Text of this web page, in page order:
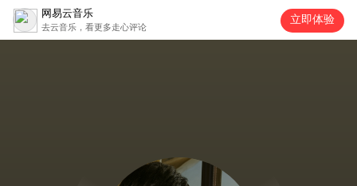
网易云音乐
去云音乐，看更多走心评论
立即体验